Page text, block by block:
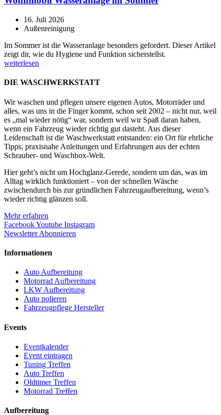
16. Juli 2026
Außenreinigung
Im Sommer ist die Wasseranlage besonders gefordert. Dieser Artikel
zeigt dir, wie du Hygiene und Funktion sicherstellst.
weiterlesen
DIE WASCHWERKSTATT
Wir waschen und pflegen unsere eigenen Autos, Motorräder und
alles, was uns in die Finger kommt, schon seit 2002 – nicht nur, weil
es „mal wieder nötig“ war, sondern weil wir Spaß daran haben,
wenn ein Fahrzeug wieder richtig gut dasteht. Aus dieser
Leidenschaft ist die Waschwerkstatt entstanden: ein Ort für ehrliche
Tipps, praxisnahe Anleitungen und Erfahrungen aus der echten
Schrauber- und Waschbox-Welt.
Hier geht’s nicht um Hochglanz-Gerede, sondern um das, was im
Alltag wirklich funktioniert – von der schnellen Wäsche
zwischendurch bis zur gründlichen Fahrzeugaufbereitung, wenn’s
wieder richtig glänzen soll.
Mehr erfahren
FacebookYoutube Instagram
Newsletter Abonnieren
Informationen
Auto Aufbereitung
Motorrad Aufbereitung
LKW Aufbereitung
Auto polieren
Fahrzeugpflege Hersteller
Events
Eventkalender
Event eintragen
Tuning Treffen
Auto Treffen
Oldtimer Treffen
Motorrad Treffen
Aufbereitung